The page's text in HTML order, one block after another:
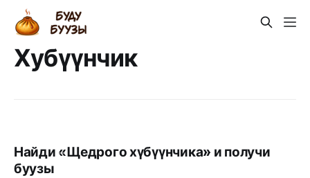
Хубүүнчик
Найди «Щедрого хүбүүнчика» и получи
буузы